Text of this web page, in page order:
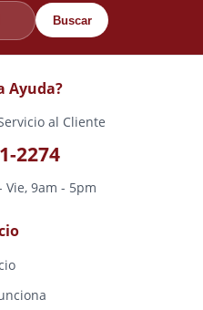
Buscar
Ayuda?
al Cliente
2274
9am - 5pm